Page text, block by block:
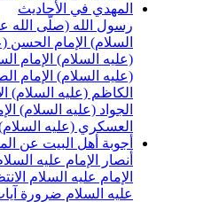
في الأحاديث
الله (صلّى الله عليه وآله) أمير
الإمام الحسن (عليه السلام)
الإمام السجاد (عليه
الإمام الصادق (عليه
(عليه السلام) الإمام الرضا
(عليه السلام) الإمام الهادي
(عليه السلام)
أهل البيت عن المسائل المهدويّة
الإمام عليه السلامسنن
عليه السلامالانتظار
السلام ضرورة آيات مؤولة